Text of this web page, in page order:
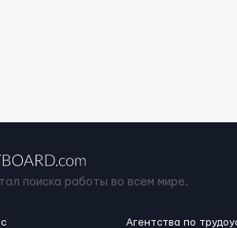
поиска работы во всем мире.
Агентства по